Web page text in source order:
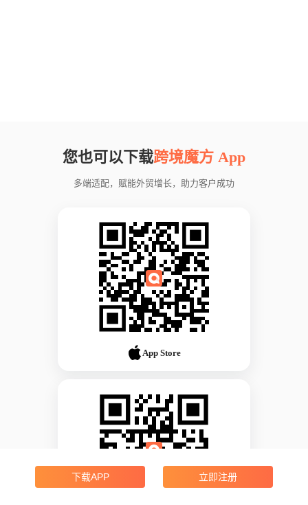
您也可以下载跨境魔方 App
多端适配，赋能外贸增长，助力客户成功
App Store
下载APP 立即注册